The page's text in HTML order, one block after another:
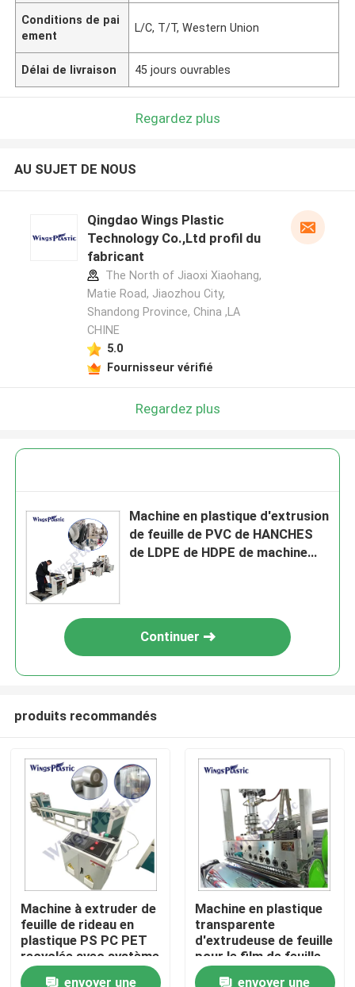
Produits
Au sujet de nous
Conditions de pai
ement
L/C, T/T, Western Union
Délai de livraison 45 jours ouvrables
Regardez plus
AU SUJET DE NOUS
Qingdao Wings Plastic
Technology Co.,Ltd profil du
fabricant
The North of Jiaoxi Xiaohang,
Matie Road, Jiaozhou City,
Shandong Province, China ,LA
CHINE
5.0
Fournisseur vérifié
Regardez plus
Machine en plastique d'extrusion
de feuille de PVC de HANCHES
de LDPE de HDPE de machine
Continuer
produits recommandés
Machine à extruder de
feuille de rideau en
plastique PS PC PET
recyclée avec système
de commande PLC
envoyer une
Machine en plastique
transparente
d'extrudeuse de feuille
pour le film de feuille
de PC de l'ANIMAL
envoyer une